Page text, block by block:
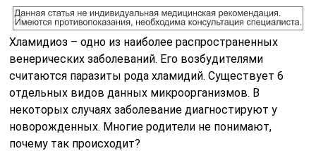
Хламидиоз – одно из наиболее распространенных
венерических заболеваний. Его возбудителями
считаются паразиты рода хламидий. Существует 6
отдельных видов данных микроорганизмов. В
некоторых случаях заболевание диагностируют у
новорожденных. Многие родители не понимают,
почему так происходит?